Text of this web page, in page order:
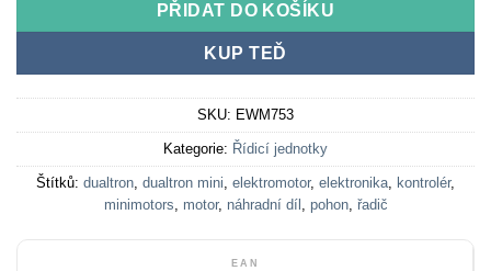
PŘIDAT DO KOŠÍKU
KUP TEĎ
SKU: EWM753
Kategorie: Řídicí jednotky
Štítků: dualtron, dualtron mini, elektromotor, elektronika, kontrolér,
minimotors, motor, náhradní díl , pohon, řadič
EAN